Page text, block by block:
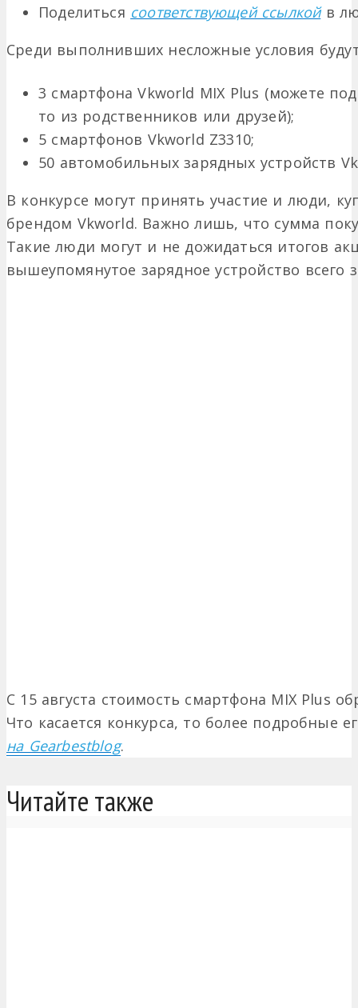
Поделиться соответствующей ссылкойв
Среди выполнивших несложные условия
3 смартфона Vkworld MIX Plus (можете
то из родственников или друзей);
5 смартфонов Vkworld Z3310;
50 автомобильных зарядных устройств
В конкурсе могут принять участие и люди,
брендом Vkworld. Важно лишь, что сумма
Такие люди могут и не дожидаться итогов
вышеупомянутое зарядное устройство всего
С 15 августа стоимость смартфона MIX Plus
Что касается конкурса, то более подробные
на Gearbestblog.
Читайте также